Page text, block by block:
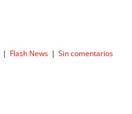
| Flash News | Sin comentarios